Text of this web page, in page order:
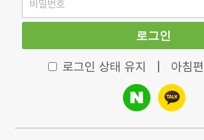
로그인
로그인 상태 유지 아침